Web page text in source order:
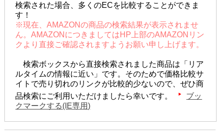
検索された場合、多くのECを比較することができま
す！
※現在、AMAZONの商品の検索結果が表示されませ
ん。AMAZONにつきましてはHP上部のAMAZONリン
クより直接ご確認されますようお願い申し上げます。
検索ボックスから直接検索されました商品は「リア
ルタイムの情報に近い」です。そのためで価格比較サ
イトで売り切れのリンクが比較的少ないので、ぜひ商
品検索にご利用いただけましたら幸いです。
ブッ
クマークする(IE専用)